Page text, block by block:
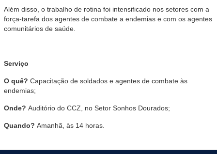
Além disso, o trabalho de rotina foi intensificado nos setores com a
força-tarefa dos agentes de combate a endemias e com os agentes
comunitários de saúde.
Serviço
O quê? Capacitação de soldados e agentes de combate às
endemias;
Onde? Auditório do CCZ, no Setor Sonhos Dourados;
Quando? Amanhã, às 14 horas.